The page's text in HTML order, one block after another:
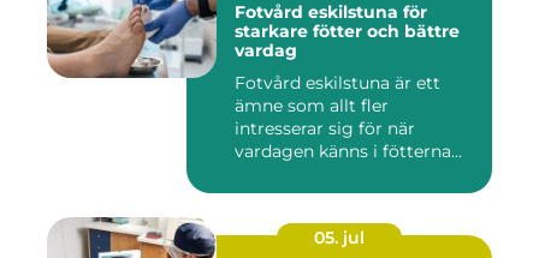
Fotvård eskilstuna för
starkare fötter och bättre
vardag
Fotvård eskilstuna är ett
ämne som allt fler
intresserar sig för när
vardagen känns i fötterna
05. jul